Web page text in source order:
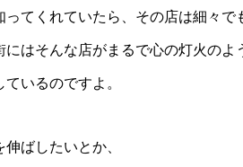
ってくれていたら、その店は細々で
にはそんな店がまるで心の灯火のよ
いるのですよ。
ばしたいとか、